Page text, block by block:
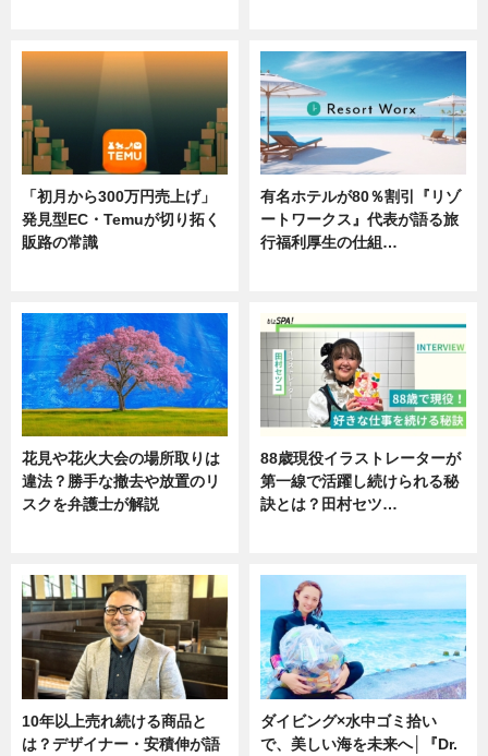
「初月から300万円売上げ」
発見型EC・Temuが切り拓く
販路の常識
有名ホテルが80％割引『リゾ
ートワークス』代表が語る旅
行福利厚生の仕組…
花見や花火大会の場所取りは
違法？勝手な撤去や放置のリ
スクを弁護士が解説
88歳現役イラストレーターが
第一線で活躍し続けられる秘
訣とは？田村セツ…
10年以上売れ続ける商品と
は？デザイナー・安積伸が語
ダイビング×水中ゴミ拾い
で、美しい海を未来へ│『Dr.